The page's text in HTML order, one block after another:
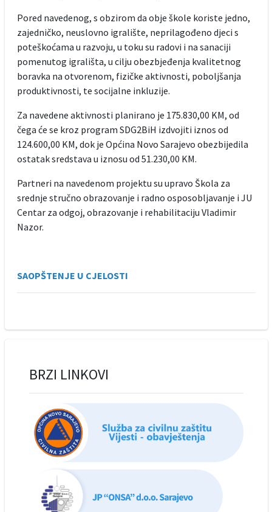
Pored navedenog, s obzirom da obje škole koriste jedno,
zajedničko, neuslovno igralište, neprilagođeno djeci s
poteškoćama u razvoju, u toku su radovi i na sanaciji
pomenutog igrališta, u cilju obezbjeđenja kvalitetnog
boravka na otvorenom, fizičke aktivnosti, poboljšanja
produktivnosti, te socijalne inkluzije.
Za navedene aktivnosti planirano je 175.830,00 KM, od
čega će se kroz program SDG2BiH izdvojiti iznos od
124.600,00 KM, dok je Općina Novo Sarajevo obezbijedila
ostatak sredstava u iznosu od 51.230,00 KM.
Partneri na navedenom projektu su upravo Škola za
srednje stručno obrazovanje i radno osposobljavanje i JU
Centar za odgoj, obrazovanje i rehabilitaciju Vladimir
Nazor.
SAOPŠTENJE U CJELOSTI
BRZI LINKOVI